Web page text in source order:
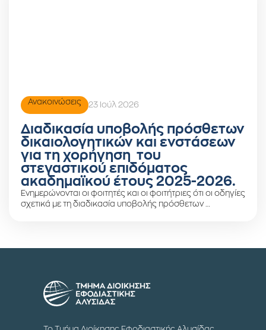
Ανακοινώσεις 23 Ιούλ 2026
Διαδικασία υποβολής πρόσθετων
δικαιολογητικών και ενστάσεων
για τη χορήγηση του
στεγαστικού επιδόματος
ακαδημαϊκού έτους 2025-2026.
Ενημερώνονται οι φοιτητές και οι φοιτήτριες ότι οι οδηγίες
σχετικά με τη διαδικασία υποβολής πρόσθετων …